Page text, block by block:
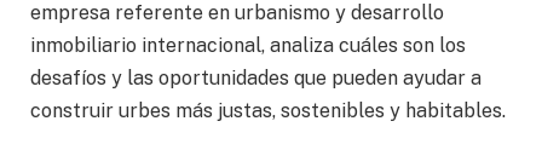
empresa referente en urbanismo y desarrollo
inmobiliario internacional, analiza cuáles son los
desafíos y las oportunidades que pueden ayudar a
construir urbes más justas, sostenibles y habitables.